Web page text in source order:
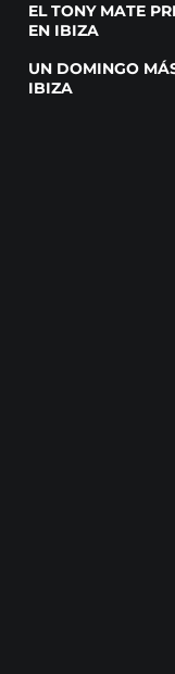
EL TONY MATE
EN IBIZA
UN DOMINGO
IBIZA